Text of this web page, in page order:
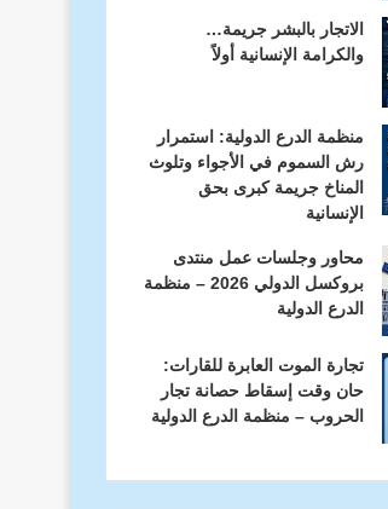
الاتجار بالبشر جريمة…
والكرامة الإنسانية أولاً
منظمة الدرع الدولية: استمرار
رش السموم في الأجواء وتلوث
المناخ جريمة كبرى بحق
الإنسانية
محاور وجلسات عمل منتدى
بروكسل الدولي 2026 – منظمة
الدرع الدولية
تجارة الموت العابرة للقارات:
حان وقت إسقاط حصانة تجار
الحروب – منظمة الدرع الدولية